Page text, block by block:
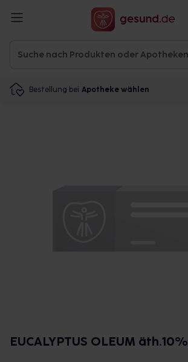
Bestellung bei Apotheke wählen
EUCALYPTUS OLEUM äth.10%